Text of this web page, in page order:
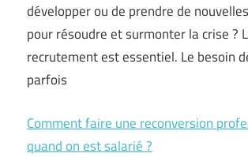
développer ou de prendre de
pour résoudre et surmonter la crise ?
recrutement est essentiel. Le besoin
parfois
Comment faire une reconversion
quand on est salarié ?